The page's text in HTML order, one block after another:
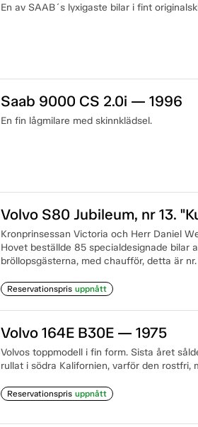
En av SAAB´s lyxigaste bilar i fint
Saab 9000 CS 2.0i — 1996
En fin lågmilare med skinnklädsel.
Volvo S80 Jubileum, nr 13.
Kronprinsessan Victoria och Herr Daniel
Hovet beställde 85 specialdesignade bilar
bröllopsgästerna, med chaufför, detta är nr.
Reservationspris uppnått
Volvo 164E B30E — 1975
Volvos toppmodell i fin form. Sista året
rullat i södra Kalifornien, varför den rostfri,
Reservationspris uppnått